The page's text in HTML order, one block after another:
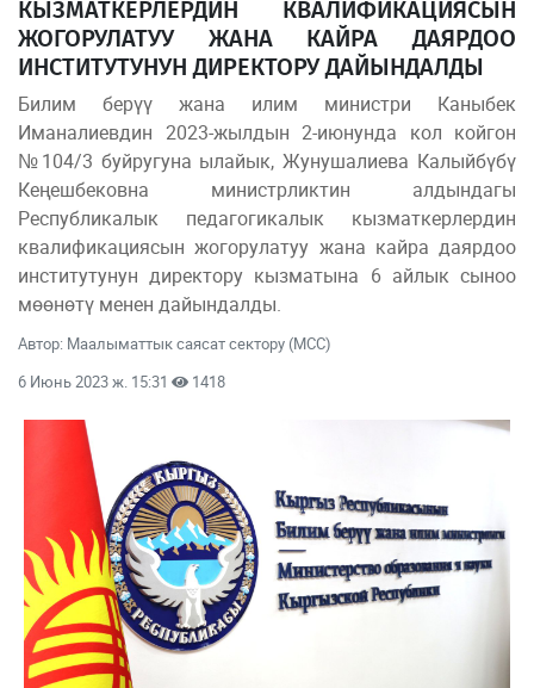
КЫЗМАТКЕРЛЕРДИН КВАЛИФИКАЦИЯСЫН
ЖОГОРУЛАТУУ ЖАНА КАЙРА ДАЯРДОО
ИНСТИТУТУНУН ДИРЕКТОРУ ДАЙЫНДАЛДЫ
Билим берүү жана илим министри Каныбек
Иманалиевдин 2023-жылдын 2-июнунда кол койгон
№104/3 буйругуна ылайык, Жунушалиева Калыйбүбү
Кеңешбековна министрликтин алдындагы
Республикалык педагогикалык кызматкерлердин
квалификациясын жогорулатуу жана кайра даярдоо
институтунун директору кызматына 6 айлык сыноо
мөөнөтү менен дайындалды.
Автор: Маалыматтык саясат сектору (МСС)
6 Июнь 2023 ж. 15:31
1418